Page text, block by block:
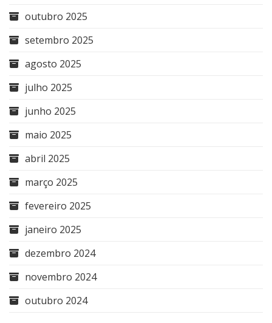
outubro 2025
setembro 2025
agosto 2025
julho 2025
junho 2025
maio 2025
abril 2025
março 2025
fevereiro 2025
janeiro 2025
dezembro 2024
novembro 2024
outubro 2024